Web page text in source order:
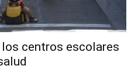
los centros escolares